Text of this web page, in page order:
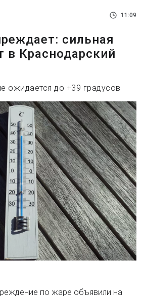
11:09
сильная
в Краснодарский
ожидается до +39 градусов
по жаре объявили на